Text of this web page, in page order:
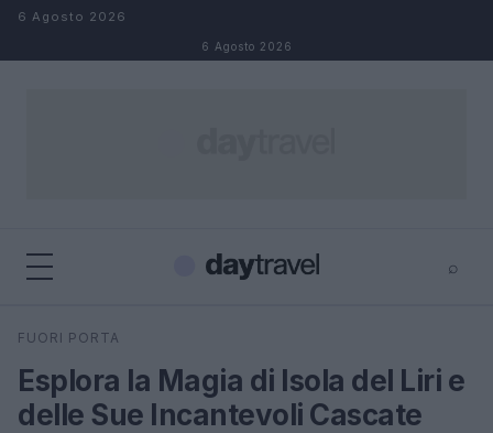
Salta al contenuto
6 Agosto 2026
6 Agosto 2026
⌕
Cerca
FUORI PORTA
Esplora la Magia di Isola del Liri e
delle Sue Incantevoli Cascate